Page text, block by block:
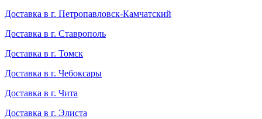
Доставка в г. Петропавловск-Камчатский
Доставка в г. Ставрополь
Доставка в г. Томск
Доставка в г. Чебоксары
Доставка в г. Чита
Доставка в г. Элиста